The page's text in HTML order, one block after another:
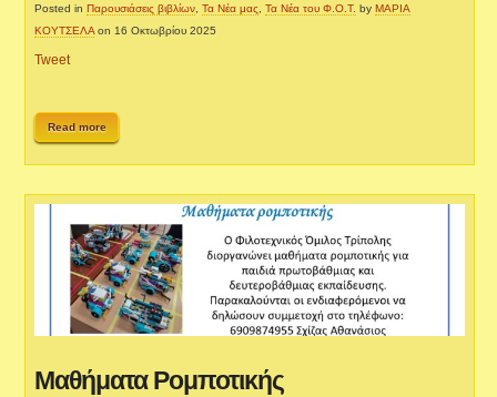
Posted in Παρουσιάσεις βιβλίων,Τα Νέα μας,Τα Νέα του Φ.Ο.Τ. by ΜΑΡΙΑ
ΚΟΥΤΣΕΛΑ on 16 Οκτωβρίου 2025
Tweet
Read more
Μαθήματα Ρομποτικής